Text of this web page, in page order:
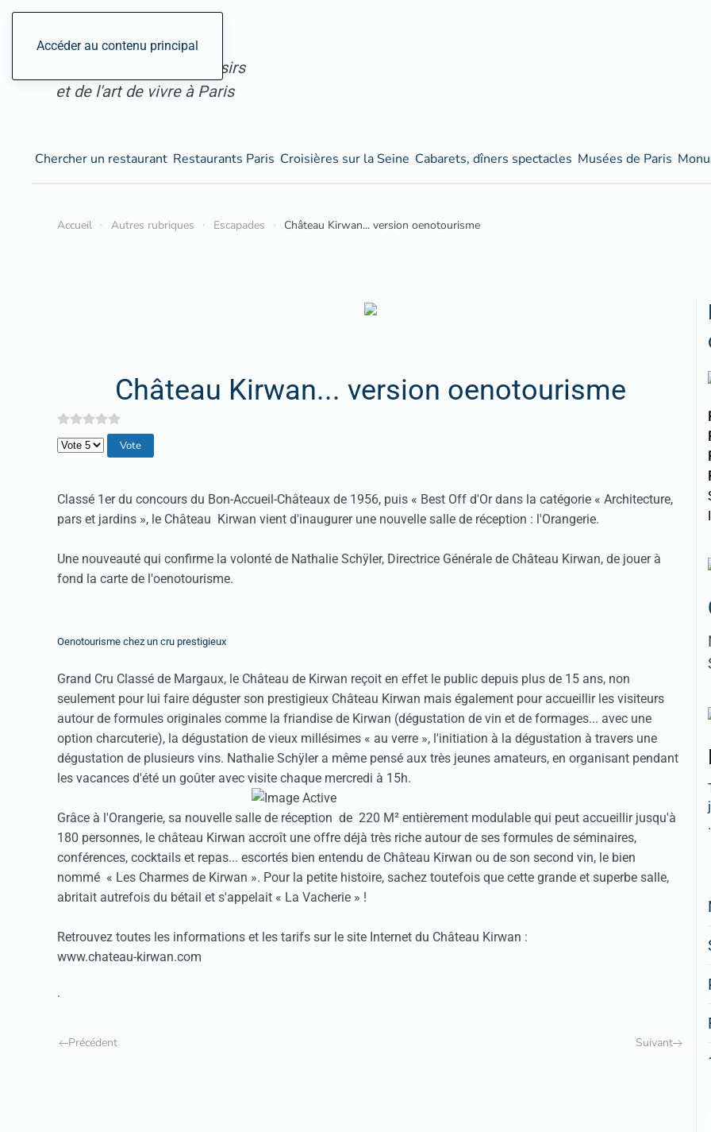
Accéder au contenu principal
ParisGourmand, le site
des restaurants, des loisirs
et de l'art de vivre à Paris
Chercher un restaurant Restaurants Paris Croisières sur la Seine Cabarets, dîners spectacles Musées de Paris
Accueil Autres rubriques Escapades Château Kirwan... version oenotourisme
Château Kirwan... version oenotourisme
Veuillez voter
Classé 1er du concours du Bon-Accueil-Châteaux de 1956, puis « Best Off d'Or dans la catégorie « Architecture,
pars et jardins », le Château Kirwan vient d'inaugurer une nouvelle salle de réception : l'Orangerie.
Une nouveauté qui confirme la volonté de Nathalie Schÿler, Directrice Générale de Château Kirwan, de jouer à
fond la carte de l'oenotourisme.
Oenotourisme chez un cru prestigieux
Grand Cru Classé de Margaux, le Château de Kirwan reçoit en effet le public depuis plus de 15 ans, non
seulement pour lui faire déguster son prestigieux Château Kirwan mais également pour accueillir les visiteurs
autour de formules originales comme la friandise de Kirwan (dégustation de vin et de formages... avec une
option charcuterie), la dégustation de vieux millésimes « au verre », l'initiation à la dégustation à travers une
dégustation de plusieurs vins. Nathalie Schÿler a même pensé aux très jeunes amateurs, en organisant pendant
les vacances d'été un goûter avec visite chaque mercredi à 15h.
Grâce à l'Orangerie, sa nouvelle salle de réception de 220 M² entièrement modulable qui peut accueillir jusqu'à
180 personnes, le château Kirwan accroît une offre déjà très riche autour de ses formules de séminaires,
conférences, cocktails et repas... escortés bien entendu de Château Kirwan ou de son second vin, le bien
nommé « Les Charmes de Kirwan ». Pour la petite histoire, sachez toutefois que cette grande et superbe salle,
abritait autrefois du bétail et s'appelait « La Vacherie » !
Retrouvez toutes les informations et les tarifs sur le site Internet du Château Kirwan :
www.chateau-kirwan.com
.
Précédent Suivant